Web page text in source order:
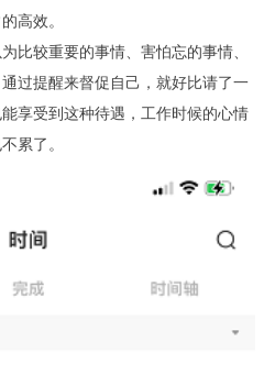
高效。
比较重要的事情、害怕忘的事情、
过提醒来督促自己，就好比请了一
享受到这种待遇，工作时候的心情
累了。